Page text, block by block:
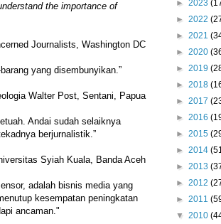
the importance of
Journalists, Washington DC
yang disembunyikan.”
Walter Post, Sentani, Papua
Andai sudah selaiknya
berjurnalistik.”
Syiah Kuala, Banda Aceh
adalah bisnis media yang
kesempatan peningkatan
ancaman."
► 2023
► 2022
► 2021
► 2020
► 2019
► 2018
► 2017
► 2016
► 2015
► 2014
► 2013
► 2012
► 2011
▼ 2010